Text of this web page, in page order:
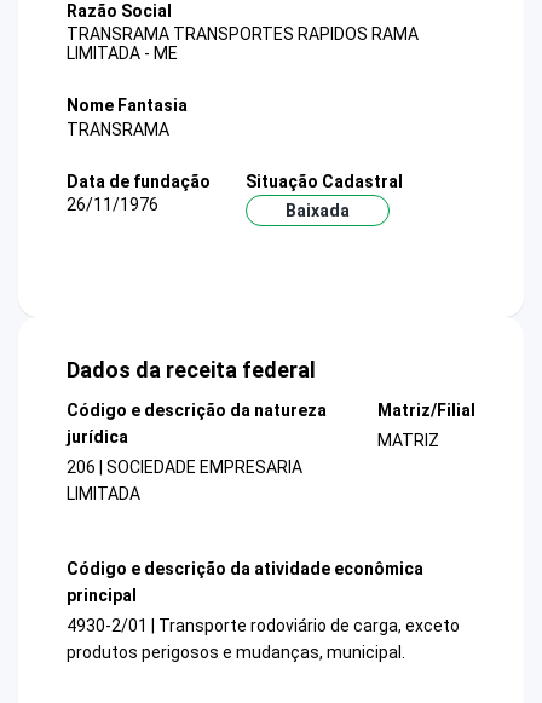
Razão Social
TRANSRAMA TRANSPORTES RAPIDOS RAMA
LIMITADA - ME
Nome Fantasia
TRANSRAMA
Data de fundação
26/11/1976
Situação Cadastral
Baixada
Dados da receita federal
Código e descrição da natureza
jurídica
206 | SOCIEDADE EMPRESARIA
LIMITADA
Matriz/Filial
MATRIZ
Código e descrição da atividade econômica
principal
4930-2/01 | Transporte rodoviário de carga, exceto
produtos perigosos e mudanças, municipal.